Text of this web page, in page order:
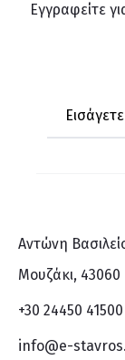
Εγγραφείτε
Αντώνη
Μουζάκι, 43060
+30 24450 41500
info@e-